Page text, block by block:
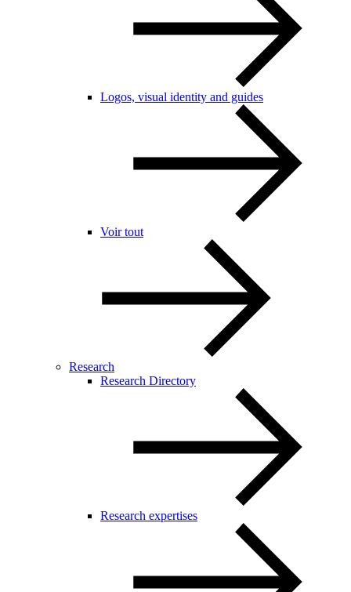
Logos, visual identity and guides
Voir tout
Research
Research Directory
Research expertises